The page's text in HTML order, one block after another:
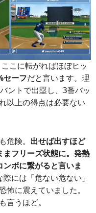
こに転がればほぼヒッ
セーフだと言います。理
ントで出塁し、3番バッ
以上の得点は必要ない
危険。 出せば出すほど
フリーズ状態に。発熱
ボに繋がると言いま
には「危ない危ない」
に震えていました。
言うほど。